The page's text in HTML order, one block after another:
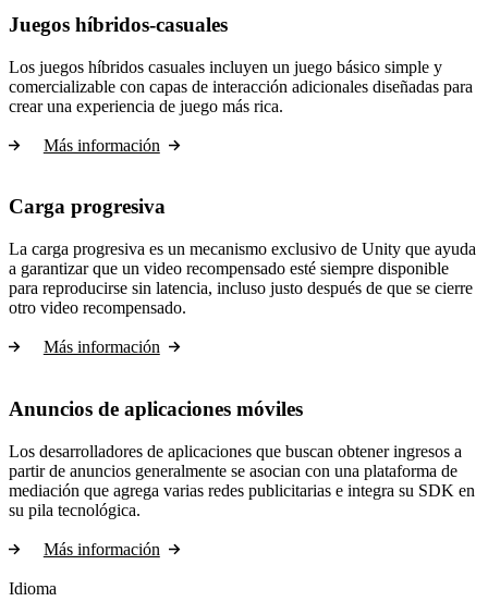
Juegos híbridos-casuales
Los juegos híbridos casuales incluyen un juego básico simple y
comercializable con capas de interacción adicionales diseñadas para
crear una experiencia de juego más rica.
Más información
Carga progresiva
La carga progresiva es un mecanismo exclusivo de Unity que ayuda
a garantizar que un video recompensado esté siempre disponible
para reproducirse sin latencia, incluso justo después de que se cierre
otro video recompensado.
Más información
Anuncios de aplicaciones móviles
Los desarrolladores de aplicaciones que buscan obtener ingresos a
partir de anuncios generalmente se asocian con una plataforma de
mediación que agrega varias redes publicitarias e integra su SDK en
su pila tecnológica.
Más información
Idioma